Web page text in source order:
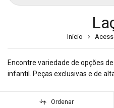
Início
Encontre variedade de opções
infantil. Peças exclusivas e de
Ordenar